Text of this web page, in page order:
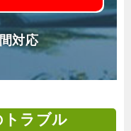
対応
トラブル